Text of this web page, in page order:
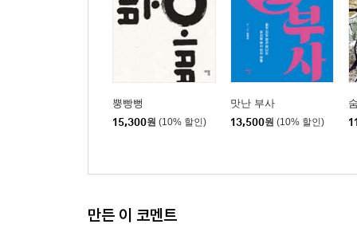
해와 달, 별이 뜰 때 / 내 곁의 새
바람이 불 때 / 여행자
구름이 피어날 때 / 변신
비가 내릴 때 / 맑은 날 내릴래
뿡빵뻥
15,300원 (10% 할인)
맛난 부사
13,500원 (10% 할인)
만든 이 코멘트